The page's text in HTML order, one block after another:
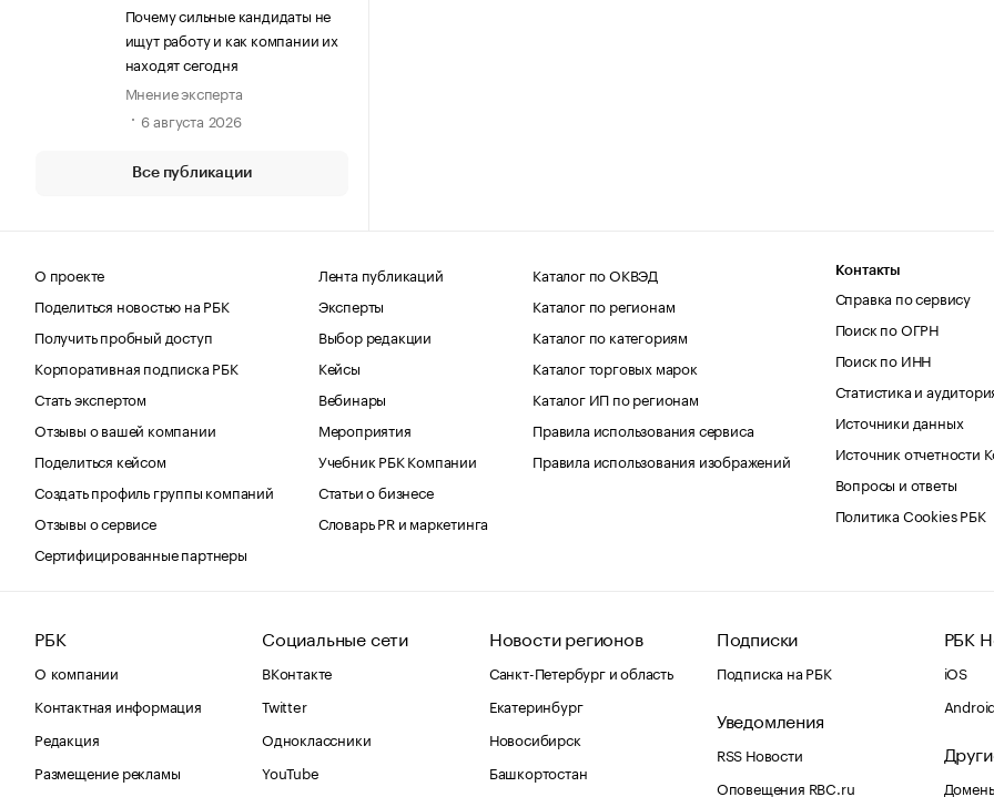
Почему сильные кандидаты не
ищут работу и как компании их
находят сегодня
Мнение эксперта
6 августа 2026
Все публикации
О проекте
Поделиться новостью на РБК
Получить пробный доступ
Корпоративная подписка РБК
Стать экспертом
Отзывы о вашей компании
Поделиться кейсом
Создать профиль группы компаний
Отзывы о сервисе
Сертифицированные партнеры
Лента публикаций
Эксперты
Выбор редакции
Кейсы
Вебинары
Мероприятия
Учебник РБК Компании
Статьи о бизнесе
Словарь PR и маркетинга
Каталог по ОКВЭД
Каталог по регионам
Каталог по категориям
Каталог торговых марок
Каталог ИП по регионам
Правила использования сервиса
Правила использования изображений
Контакты
Справка по сервису
Поиск по ОГРН
Поиск по ИНН
Статистика и
Источники данных
Источник отчетности
Вопросы и ответы
Политика Cookies РБК
РБК
О компании
Контактная информация
Редакция
Размещение рекламы
Социальные сети
ВКонтакте
Twitter
Одноклассники
YouTube
Новости регионов
Санкт-Петербург и область
Екатеринбург
Новосибирск
Башкортостан
Подписки
Подписка на РБК
Уведомления
RSS Новости
Оповещения RBC.ru
РБК
iOS